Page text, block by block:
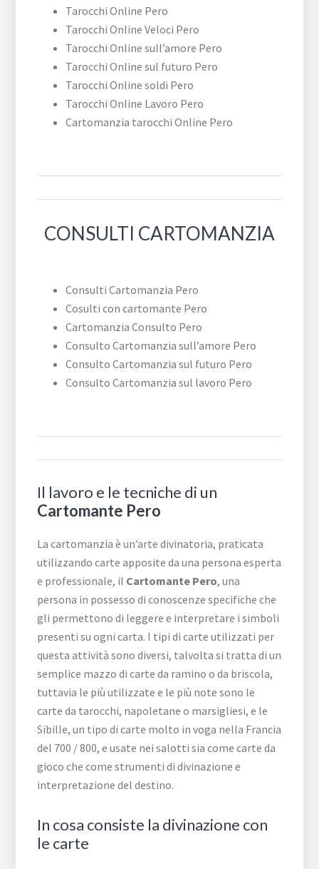
Tarocchi Online Pero
Tarocchi Online Veloci Pero
Tarocchi Online sull’amore Pero
Tarocchi Online sul futuro Pero
Tarocchi Online soldi Pero
Tarocchi Online Lavoro Pero
Cartomanzia tarocchi Online Pero
CONSULTI CARTOMANZIA
Consulti Cartomanzia Pero
Cosulti con cartomante Pero
Cartomanzia Consulto Pero
Consulto Cartomanzia sull’amore Pero
Consulto Cartomanzia sul futuro Pero
Consulto Cartomanzia sul lavoro Pero
Il lavoro e le tecniche di un
Cartomante Pero
La cartomanzia è un’arte divinatoria, praticata
utilizzando carte apposite da una persona esperta
e professionale, il Cartomante Pero, una
persona in possesso di conoscenze specifiche che
gli permettono di leggere e interpretare i simboli
presenti su ogni carta. I tipi di carte utilizzati per
questa attività sono diversi, talvolta si tratta di un
semplice mazzo di carte da ramino o da briscola,
tuttavia le più utilizzate e le più note sono le
carte da tarocchi, napoletane o marsigliesi, e le
Sibille, un tipo di carte molto in voga nella Francia
del 700 / 800, e usate nei salotti sia come carte da
gioco che come strumenti di divinazione e
interpretazione del destino.
In cosa consiste la divinazione con
le carte